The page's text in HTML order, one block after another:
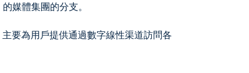
媒體集團的分支。
要為用戶提供通過數字線性渠道訪問各